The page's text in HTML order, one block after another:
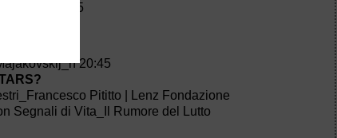
per NDT #25
20:45
Pititto | Lenz Fondazione
Segnali di Vita_Il Rumore del Lutto